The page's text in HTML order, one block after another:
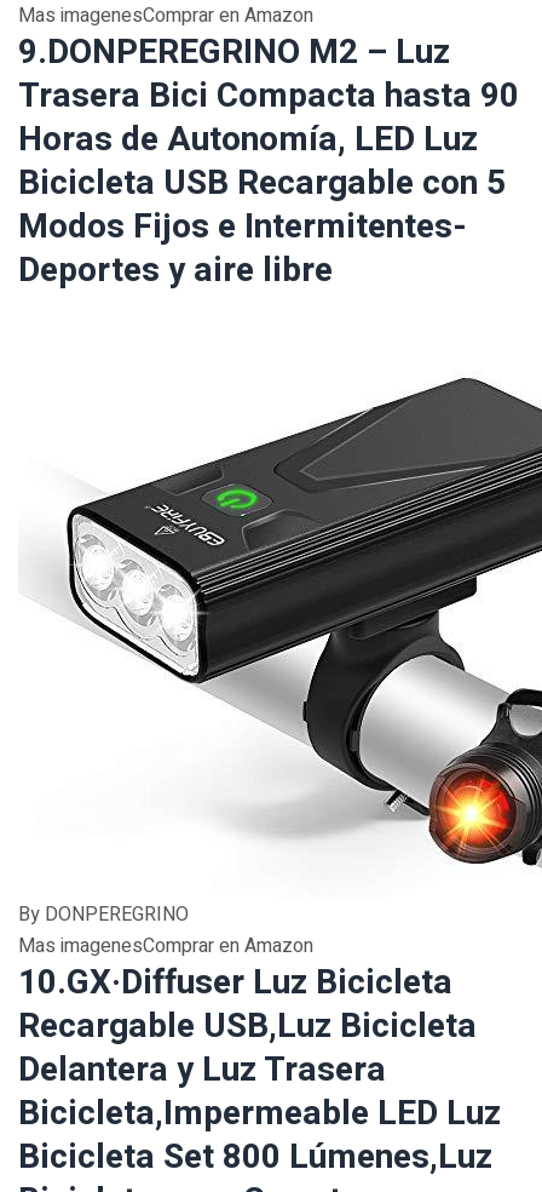
Mas imagenesComprar en Amazon
9.DONPEREGRINO M2 – Luz
Trasera Bici Compacta hasta 90
Horas de Autonomía, LED Luz
Bicicleta USB Recargable con 5
Modos Fijos e Intermitentes-
Deportes y aire libre
By DONPEREGRINO
Mas imagenesComprar en Amazon
10.GX·Diffuser Luz Bicicleta
Recargable USB,Luz Bicicleta
Delantera y Luz Trasera
Bicicleta,Impermeable LED Luz
Bicicleta Set 800 Lúmenes,Luz